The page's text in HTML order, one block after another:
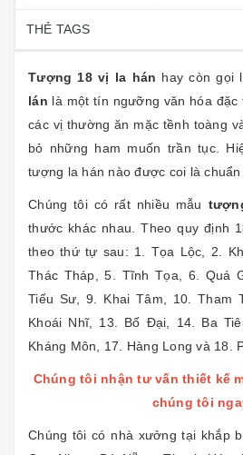
THẺ TAGS
Tượng 18 vị la hán hay còn gọi
lán là một tín ngưỡng văn hóa đặc
các vị thường ăn mặc tềnh toàng
bỏ những ham muốn trần tục.
tượng la hán nào được coi là chuẩn
Chúng tôi có rất nhiều mẫu
thước khác nhau. Theo quy định
theo thứ tự sau: 1. Tọa Lộc, 2.
Thác Tháp, 5. Tĩnh Tọa, 6. Quá
Tiếu Sư, 9. Khai Tâm, 10. Tham
Khoái Nhĩ, 13. Bố Đại, 14. Ba
Kháng Môn, 17. Hàng Long và 18.
Chúng tôi nhận tư vấn thiết kế
chúng tôi
Chúng tôi có nhà xưởng tại khắp